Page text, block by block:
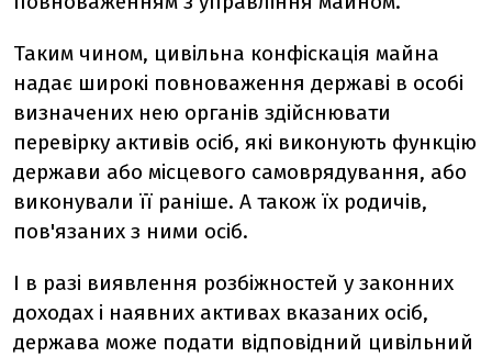
Таким чином, цивільна конфіскація майна
надає широкі повноваження державі в особі
визначених нею органів здійснювати
перевірку активів осіб, які виконують функцію
держави або місцевого самоврядування, або
виконували її раніше. А також їх родичів,
пов'язаних з ними осіб.
І в разі виявлення розбіжностей у законних
доходах і наявних активах вказаних осіб,
держава може подати відповідний цивільний